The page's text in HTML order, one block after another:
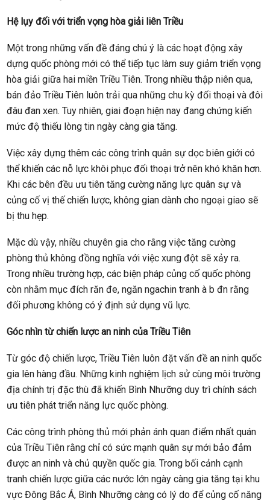
Hệ lụy đối với triển vọng hòa giải liên Triều
Một trong những vấn đề đáng chú ý là các hoạt động xây
dựng quốc phòng mới có thể tiếp tục làm suy giảm triển vọng
hòa giải giữa hai miền Triều Tiên. Trong nhiều thập niên qua,
bán đảo Triều Tiên luôn trải qua những chu kỳ đối thoại và đôi
đâu đan xen. Tuy nhiên, giai đoạn hiện nay đang chứng kiến
mức độ thiếu lòng tin ngày càng gia tăng.
Việc xây dựng thêm các công trình quân sự dọc biên giới có
thể khiến các nỗ lực khôi phục đối thoại trở nên khó khăn hơn.
Khi các bên đều ưu tiên tăng cường năng lực quân sự và
củng cố vị thế chiến lược, không gian dành cho ngoại giao sẽ
bị thu hẹp.
Mặc dù vậy, nhiều chuyên gia cho rằng việc tăng cường
phòng thủ không đồng nghĩa với việc xung đột sẽ xảy ra.
Trong nhiều trường hợp, các biện pháp củng cố quốc phòng
còn nhằm mục đích răn đe, ngăn ngachin tranh à b đn rằng
đối phương không có ý định sử dụng vũ lực.
Góc nhìn từ chiến lược an ninh của Triều Tiên
Từ góc độ chiến lược, Triều Tiên luôn đặt vấn đề an ninh quốc
gia lên hàng đầu. Những kinh nghiệm lịch sử cùng môi trường
địa chính trị đặc thù đã khiến Bình Nhưỡng duy trì chính sách
ưu tiên phát triển năng lực quốc phòng.
Các công trình phòng thủ mới phản ánh quan điểm nhất quán
của Triều Tiên rằng chỉ có sức mạnh quân sự mới bảo đảm
được an ninh và chủ quyền quốc gia. Trong bối cảnh cạnh
tranh chiến lược giữa các nước lớn ngày càng gia tăng tại khu
vực Đông Bắc Á, Bình Nhưỡng càng có lý do để củng cố năng